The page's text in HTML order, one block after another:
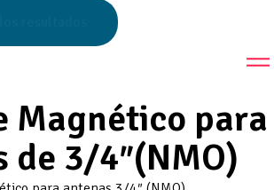
Magnético para
de 3/4″(NMO)